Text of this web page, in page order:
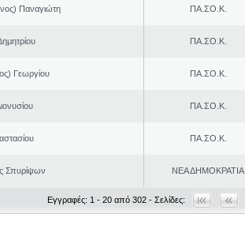
Παναγιώτη ΠΑ.ΣΟ.Κ.
ΠΑ.ΣΟ.Κ.
Γεωργίου ΠΑ.ΣΟ.Κ.
ΠΑ.ΣΟ.Κ.
ΠΑ.ΣΟ.Κ.
Σπυρίψων ΝΕΑ ΔΗΜΟΚΡΑΤΙΑ
Εγγραφές: 1 - 20 από 302 - Σελίδες: